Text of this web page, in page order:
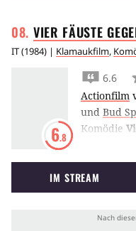
VIER FÄUSTE
IT(1984) | Klamaukfilm,
6.8
6.6
Actionfilm
und Bud
Komödie
Spencer
IM STREAM